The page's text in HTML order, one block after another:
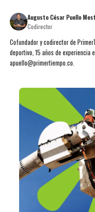
Augusto César Puello
Codirector
Cofundador y codirector de
deportivo, 15 años de experiencia
apuello@primertiempo.co.